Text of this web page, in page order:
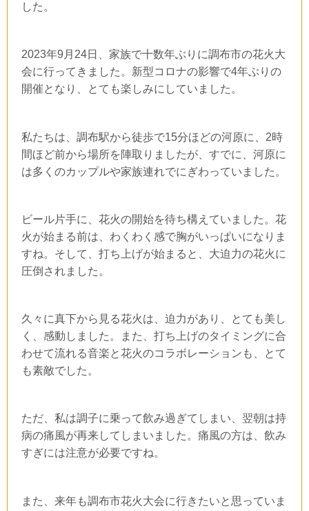
した。
2023年9月24日、家族で十数年ぶりに調布市の花火大
会に行ってきました。新型コロナの影響で4年ぶりの
開催となり、とても楽しみにしていました。
私たちは、調布駅から徒歩で15分ほどの河原に、2時
間ほど前から場所を陣取りましたが、すでに、河原に
は多くのカップルや家族連れでにぎわっていました。
ビール片手に、花火の開始を待ち構えていました。花
火が始まる前は、わくわく感で胸がいっぱいになりま
すね。そして、打ち上げが始まると、大迫力の花火に
圧倒されました。
久々に真下から見る花火は、迫力があり、とても美し
く、感動しました。また、打ち上げのタイミングに合
わせて流れる音楽と花火のコラボレーションも、とて
も素敵でした。
ただ、私は調子に乗って飲み過ぎてしまい、翌朝は持
病の痛風が再来してしまいました。痛風の方は、飲み
すぎには注意が必要ですね。
また、来年も調布市花火大会に行きたいと思っていま